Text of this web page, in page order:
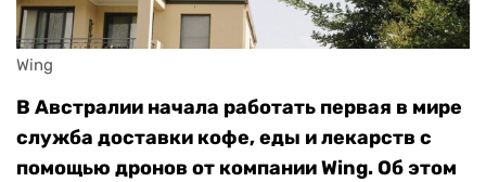
Wing
В Австралии начала работать первая в мире
служба доставки кофе, еды и лекарств с
помощью дронов от компании Wing. Об этом